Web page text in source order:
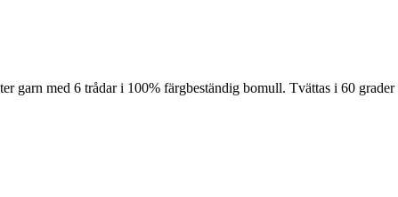
garn med 6 trådar i 100% färgbeständig bomull. Tvättas i 60 grader